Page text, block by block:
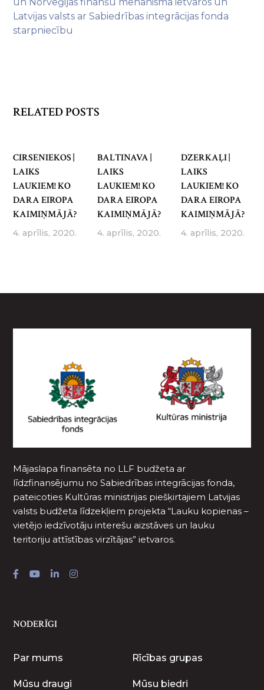
Latvijas valsts ar Sabiedrības integrācijas fonda
starpniecību
RELATED POSTS
CIRSENIEKOS |
LAIKS
LAUKIEM! KO
DARA EIROPA
KAIMIŅMĀJĀ?
4. aprīlis, 2020.
BALTINAVA |
LAIKS
LAUKIEM! KO
DARA EIROPA
KAIMIŅMĀJĀ?
4. aprīlis, 2020.
DZERKAĻI |
LAIKS
LAUKIEM! KO
DARA EIROPA
KAIMIŅMĀJĀ?
4. aprīlis, 2020.
Mājaslapa finansēta no LLF budžeta ar
līdzfinansējumu no Sabiedrības integrācijas fonda,
pateicoties Kultūras ministrijas piešķirtajiem Latvijas
valsts budžeta līdzekļiem projekta “Lauku kopienas –
vietējo iedzīvotāju interešu aizstāves un lauku
teritoriju attīstības virzītājas” ietvaros.
NODERĪGI
Par mums Rīcības grupas
Mūsu draugi Mūsu biedri